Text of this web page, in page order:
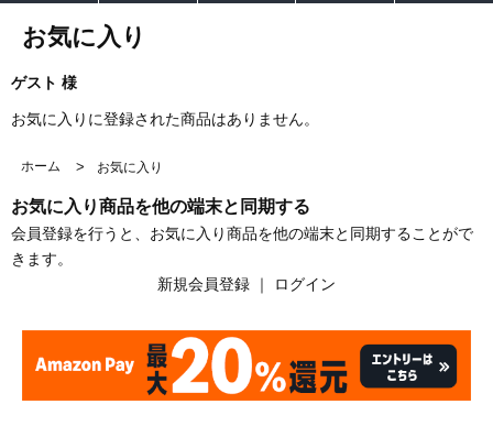
お気に入り
ゲスト 様
お気に入りに登録された商品はありません。
ホーム > お気に入り
お気に入り商品を他の端末と同期する
会員登録を行うと、お気に入り商品を他の端末と同期することがで
きます。
新規会員登録 ｜ ログイン